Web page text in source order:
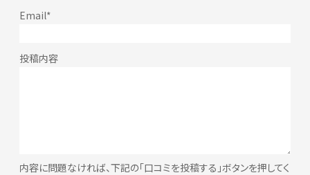
内容に問題なければ、下記の「口コミを投稿する」ボタンを押してく